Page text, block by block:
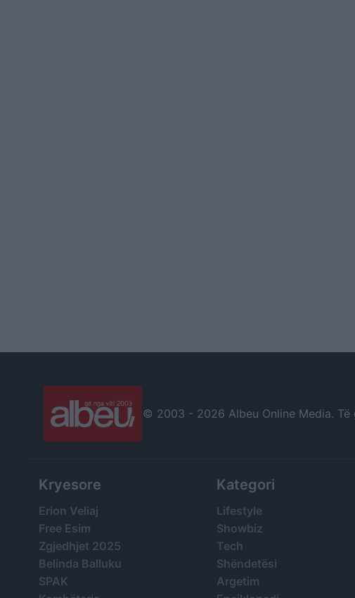
© 2003 - 2026 Albeu Online Media.
Kryesore
Erion Veliaj
Free Esim
Zgjedhjet 2025
Belinda Balluku
SPAK
Kategori
Lifestyle
Showbiz
Tech
Shëndetësi
Argetim